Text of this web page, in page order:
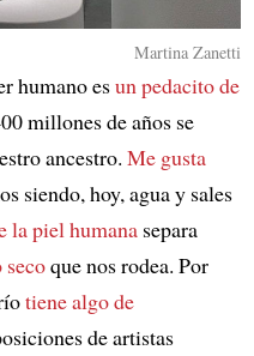
Martina Zanetti
humano esun pedacito de
millones de años se
ancestro. Me gusta
siendo, hoy, agua y sales
la piel humanasepara
que nos rodea. Por
tiene algo de
de artistas